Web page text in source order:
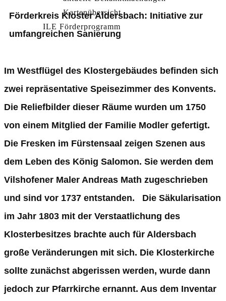
Kartenübersicht
ILE Förderprogramm
Förderkreis Kloster Aldersbach: Initiative zur
umfangreichen Sanierung
Im Westflügel des Klostergebäudes befinden sich
zwei repräsentative Speisezimmer des Konvents.
Die Reliefbilder dieser Räume wurden um 1750
von einem Mitglied der Familie Modler gefertigt.
Die Fresken im Fürstensaal zeigen Szenen aus
dem Leben des König Salomon. Sie werden dem
Vilshofener Maler Andreas Math zugeschrieben
und sind vor 1737 entstanden. Die Säkularisation
im Jahr 1803 mit der Verstaatlichung des
Klosterbesitzes brachte auch für Aldersbach
große Veränderungen mit sich. Die Klosterkirche
sollte zunächst abgerissen werden, wurde dann
jedoch zur Pfarrkirche ernannt. Aus dem Inventar